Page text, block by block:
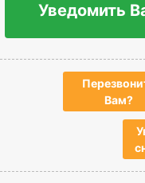
Уведомить
Вам?